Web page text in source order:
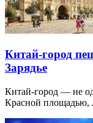
Китай-город
Зарядье
Китай-город — не
Красной площадью,